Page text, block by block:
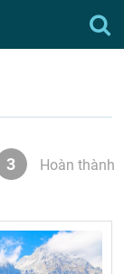
3 Hoàn thành